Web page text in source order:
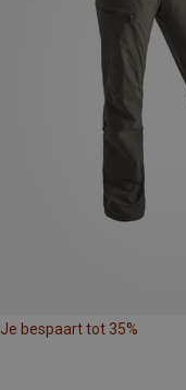
Je bespaart tot 35%